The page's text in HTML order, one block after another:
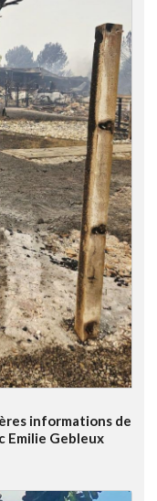
informations de
Emilie Gebleux